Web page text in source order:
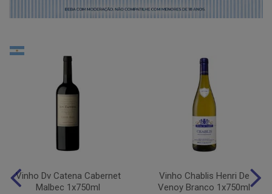
Vinho Dv Catena Cabernet
Malbec 1x750ml
Vinho Chablis Henri De
Venoy Branco 1x750ml